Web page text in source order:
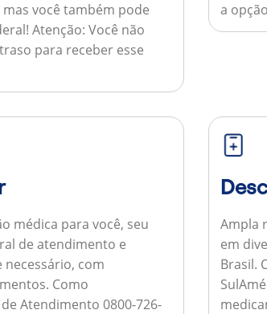
você também pode
Atenção: Você não
para receber esse
a
médica para você, seu
de atendimento e
necessário, com
Como
Atendimento 0800-726-
Ampla
em
Brasil.